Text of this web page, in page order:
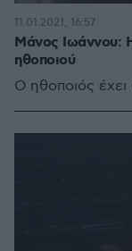
Μάνος Ιωάννου:
ηθοποιού
Ο ηθοποιός
11.01.2021, 16:57